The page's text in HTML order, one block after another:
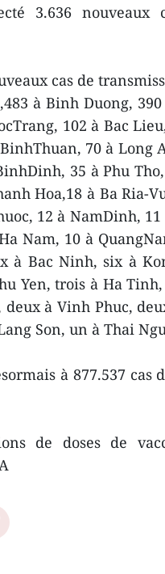
3.636
cas de
à Binh Duong,
102 à Bac
70 à Long
35 à Phu
Hoa,18 à Ba Ria-
12 à NamDinh,
Nam, 10 à
à Bac Ninh, six à
Yen, trois à Ha
deux à Vinh Phuc,
Son, un à Thai
à 877.537 cas
de doses de